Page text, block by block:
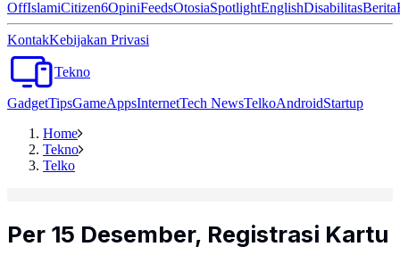
OffIslamiCitizen6OpiniFeedsOtosiaSpotlightEnglishDisabilitasBerita
KontakKebijakan Privasi
Tekno
GadgetTipsGameAppsInternetTech NewsTelkoAndroidStartup
Home
Tekno
Telko
Per 15 Desember, Registrasi Kartu